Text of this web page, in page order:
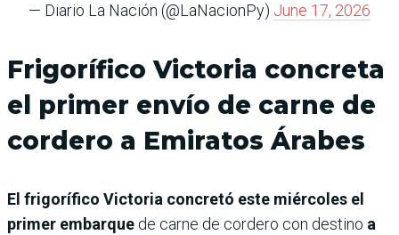
— Diario La Nación (@LaNacionPy) June 17, 2026
Frigorífico Victoria concreta
el primer envío de carne de
cordero a Emiratos Árabes
El frigorífico Victoria concretó este miércoles el
primer embarque de carne de cordero con destino a